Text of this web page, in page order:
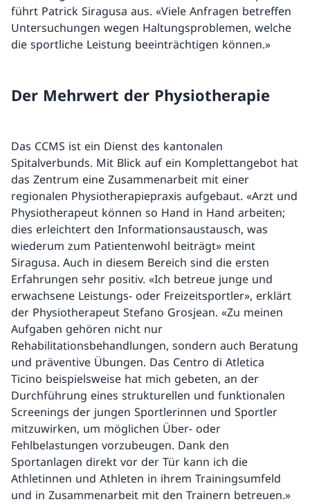
führt Patrick Siragusa aus. «Viele Anfragen betreffen
Untersuchungen wegen Haltungsproblemen, welche
die sportliche Leistung beeinträchtigen können.»
Der Mehrwert der Physiotherapie
Das CCMS ist ein Dienst des kantonalen
Spitalverbunds. Mit Blick auf ein Komplettangebot hat
das Zentrum eine Zusammenarbeit mit einer
regionalen Physiotherapiepraxis aufgebaut. «Arzt und
Physiotherapeut können so Hand in Hand arbeiten;
dies erleichtert den Informationsaustausch, was
wiederum zum Patientenwohl beiträgt» meint
Siragusa. Auch in diesem Bereich sind die ersten
Erfahrungen sehr positiv. «Ich betreue junge und
erwachsene Leistungs- oder Freizeitsportler», erklärt
der Physiotherapeut Stefano Grosjean. «Zu meinen
Aufgaben gehören nicht nur
Rehabilitationsbehandlungen, sondern auch Beratung
und präventive Übungen. Das Centro di Atletica
Ticino beispielsweise hat mich gebeten, an der
Durchführung eines strukturellen und funktionalen
Screenings der jungen Sportlerinnen und Sportler
mitzuwirken, um möglichen Über- oder
Fehlbelastungen vorzubeugen. Dank den
Sportanlagen direkt vor der Tür kann ich die
Athletinnen und Athleten in ihrem Trainingsumfeld
und in Zusammenarbeit mit den Trainern betreuen.»